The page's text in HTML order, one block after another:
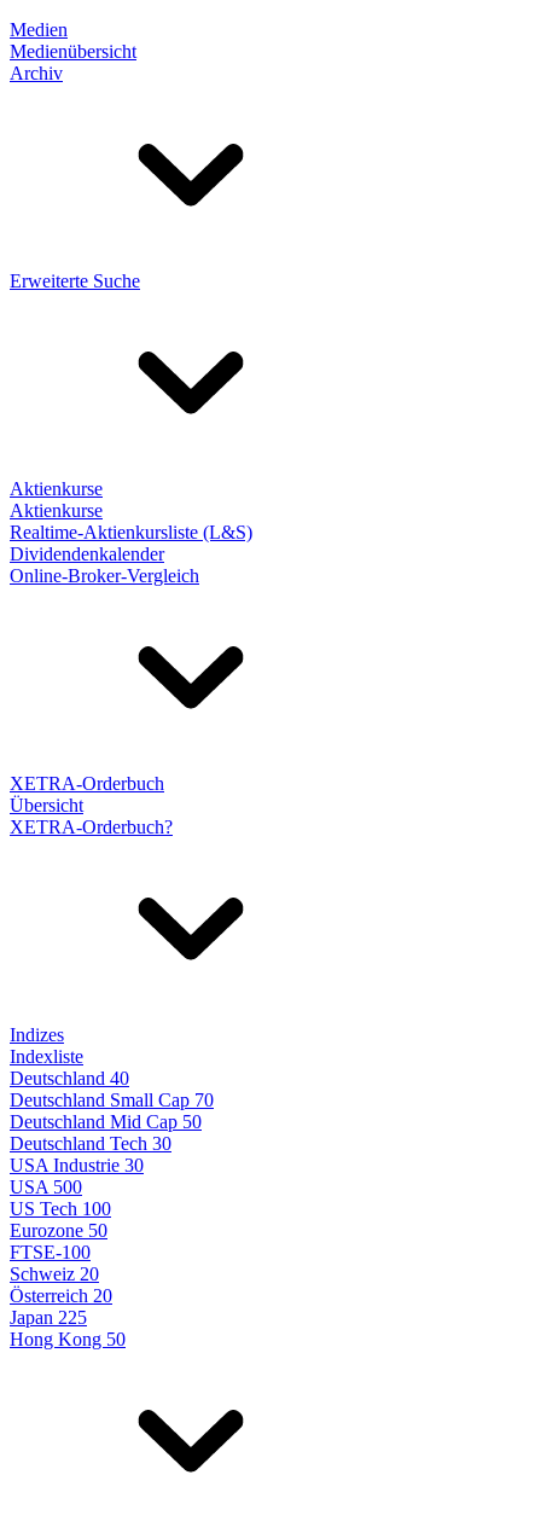
Medien
Medienübersicht
Archiv
Erweiterte Suche
Aktienkurse
Aktienkurse
Realtime-Aktienkursliste (L&S)
Dividendenkalender
Online-Broker-Vergleich
XETRA-Orderbuch
Übersicht
XETRA-Orderbuch?
Indizes
Indexliste
Deutschland 40
Deutschland Small Cap 70
Deutschland Mid Cap 50
Deutschland Tech 30
USA Industrie 30
USA 500
US Tech 100
Eurozone 50
FTSE-100
Schweiz 20
Österreich 20
Japan 225
Hong Kong 50